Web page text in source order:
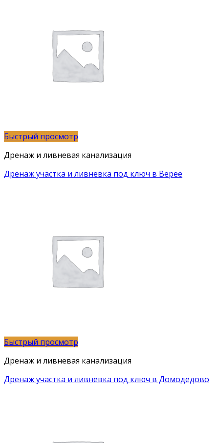
Быстрый просмотр
Дренаж и ливневая канализация
Дренаж участка и ливневка под ключ в Верее
Быстрый просмотр
Дренаж и ливневая канализация
Дренаж участка и ливневка под ключ в Домодедово